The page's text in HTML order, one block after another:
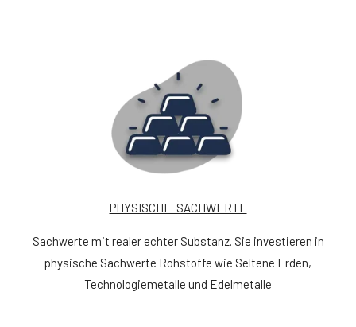
PHYSISCHE SACHWERTE
Sachwerte mit realer echter Substanz. Sie investieren in
physische Sachwerte Rohstoffe wie Seltene Erden,
Technologiemetalle und Edelmetalle